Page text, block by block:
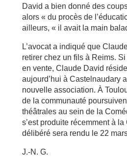
David a bien donné des
alors « du procès de
ailleurs, « il avait la main
L’avocat a indiqué que
retirer chez un fils à Reims.
en vente, Claude David
aujourd’hui à Castelnaudary
nouvelle association. À
de la communauté
théâtrales au sein de la
s’est produite récemment à la
délibéré sera rendu le 22
J.-N. G.